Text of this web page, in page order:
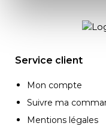
Service client
Mon compte
Suivre ma
Mentions légales